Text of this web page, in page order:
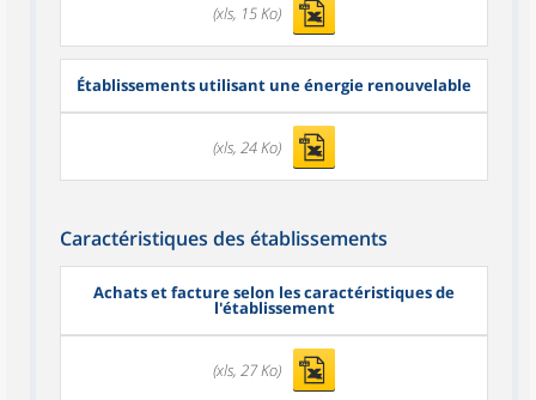
(xls, 15 Ko)
Établissements utilisant une énergie renouvelable
(xls, 24 Ko)
Caractéristiques des établissements
Achats et facture selon les caractéristiques de
l'établissement
(xls, 27 Ko)